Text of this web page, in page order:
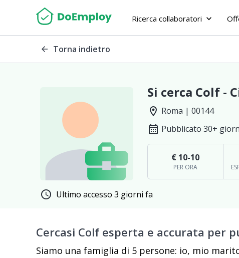
Ricerca collaboratori keyboard_arrow_down
arrow_back Torna indietro
Si cerca Colf -
location_on Roma | 00144
calendar_month Pubblicato 30+
€ 10-10
PER ORA
schedule Ultimo accesso 3 giorni fa
Cercasi Colf esperta e accurata per
Siamo una famiglia di 5 persone: io, mio